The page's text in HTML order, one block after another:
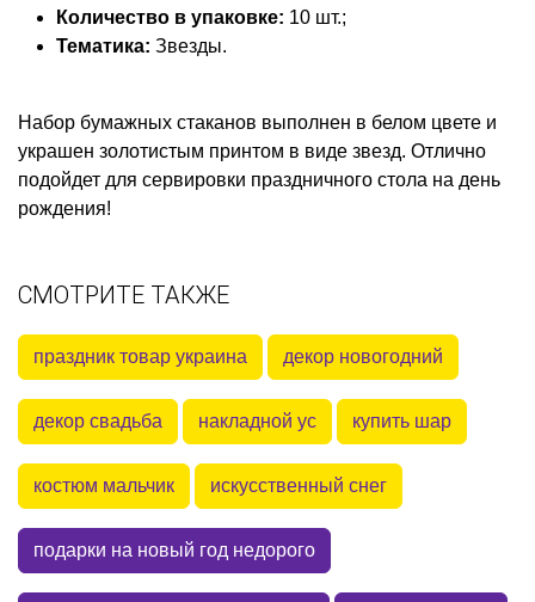
Количество в упаковке: 10 шт.;
Тематика: Звезды.
Набор бумажных стаканов выполнен в белом цвете и
украшен золотистым принтом в виде звезд. Отлично
подойдет для сервировки праздничного стола на день
рождения!
СМОТРИТЕ ТАКЖЕ
праздник товар украина декор новогодний
декор свадьба накладной ус купить шар
костюм мальчик искусственный снег
подарки на новый год недорого